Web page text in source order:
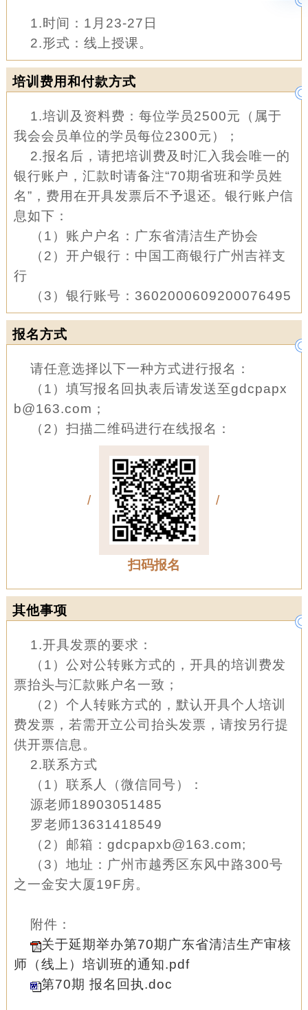
1.时间：1月23-27日
2.形式：线上授课。
培训费用和付款方式
1.培训及资料费：每位学员2500元（属于
我会会员单位的学员每位2300元）；
2.报名后，请把培训费及时汇入我会唯一的
银行账户，汇款时请备注“70期省班和学员姓
名”，费用在开具发票后不予退还。银行账户信
息如下：
（1）账户户名：广东省清洁生产协会
（2）开户银行：中国工商银行广州吉祥支
行
（3）银行账号：3602000609200076495
报名方式
请任意选择以下一种方式进行报名：
（1）填写报名回执表后请发送至gdcpapx
b@163.com；
（2）扫描二维码进行在线报名：
/ /
扫码报名
其他事项
1.开具发票的要求：
（1）公对公转账方式的，开具的培训费发
票抬头与汇款账户名一致；
（2）个人转账方式的，默认开具个人培训
费发票，若需开立公司抬头发票，请按另行提
供开票信息。
2.联系方式
（1）联系人（微信同号）：
源老师18903051485
罗老师13631418549
（2）邮箱：gdcpapxb@163.com;
（3）地址：广州市越秀区东风中路300号
之一金安大厦19F房。
附件：
关于延期举办第70期广东省清洁生产审核
师（线上）培训班的通知.pdf
第70期 报名回执.doc